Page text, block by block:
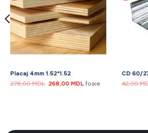
Placaj 4mm 1.52*1.52
278,00MDL Prețul
inițial
268,00 MDLPrețul
foaie
CD 60/
42,00